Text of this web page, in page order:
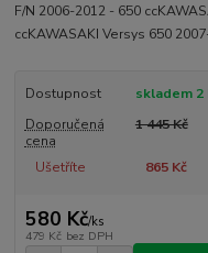
F/N 2006-2012 - 650
ccKAWASAKI Versys 650
Dostupnost
skladem 2
Doporučená
cena
1 445 Kč
Ušetříte 865 Kč
580 Kč/ks
479 Kč bez DPH